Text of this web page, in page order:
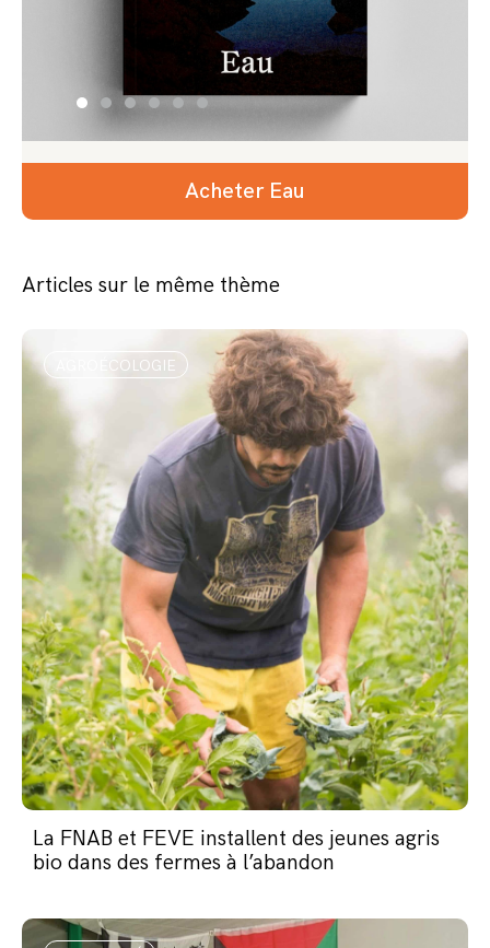
Acheter Eau
Articles sur le même thème
AGROÉCOLOGIE
La FNAB et FEVE installent des jeunes agris
bio dans des fermes à l’abandon